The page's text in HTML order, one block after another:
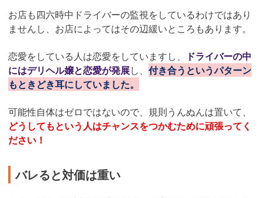
お店も四六時中ドライバーの監視をしているわけではあり
ませんし、お店によってはその辺緩いところもあります。
恋愛をしている人は恋愛をしていますし、
ドライバーの中
にはデリヘル嬢と恋愛が発展し、 付き合うというパターン
もときどき耳にしていました。
可能性自体はゼロではないので、規則うんぬんは置いて、
どうしてもという人はチャンスをつかむために頑張ってく
ださい！
バレると対価は重い